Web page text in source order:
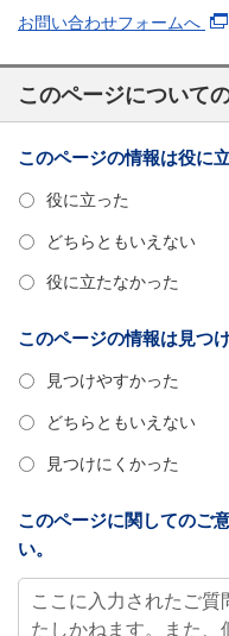
お問い合わせフォームへ
このページについて
このページの情報は役に
役に立った
どちらともいえない
役に立たなかった
このページの情報は見つ
見つけやすかった
どちらともいえない
見つけにくかった
このページに関してのご
い。